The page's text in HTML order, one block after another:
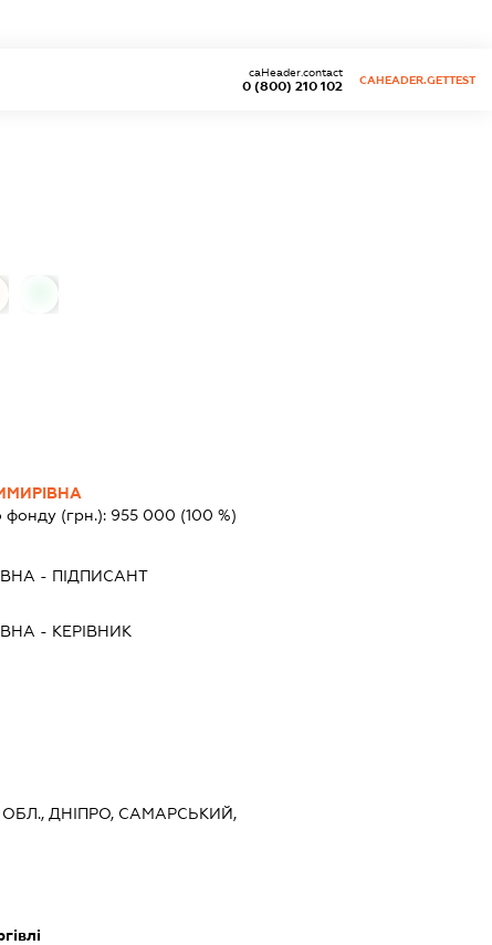
0 (800) 210 102
caHeader.contact
CAHEADER.GETTEST
фонду (грн.): 955 000 (100 %)
- ПІДПИСАНТ
- КЕРІВНИК
ОБЛ., ДНІПРО, САМАРСЬКИЙ,